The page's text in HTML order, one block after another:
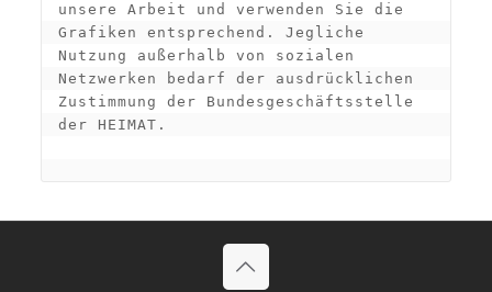
unsere Arbeit und verwenden Sie die
Grafiken entsprechend. Jegliche
Nutzung außerhalb von sozialen
Netzwerken bedarf der ausdrücklichen
Zustimmung der Bundesgeschäftsstelle
der HEIMAT.